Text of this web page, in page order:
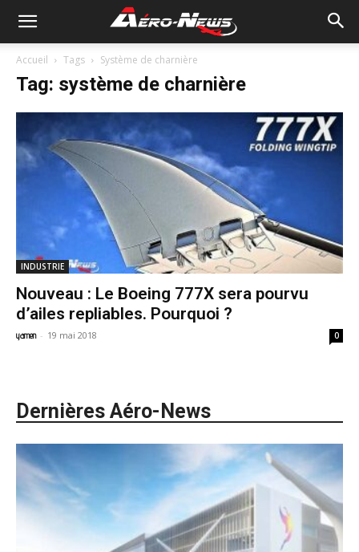
Accueil Tags Système de charnière
Tag: système de charnière
INDUSTRIE
Nouveau : Le Boeing 777X sera pourvu
d’ailes repliables. Pourquoi ?
yamen - 19 mai 2018 0
Dernières Aéro-News